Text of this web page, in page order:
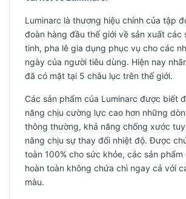
Luminarc là thương hiệu chính của tập
đoàn hàng đầu thế giới về sản xuất các
tinh, pha lê gia dụng phục vụ cho các
ngày của người tiêu dùng. Hiện nay
đã có mặt tại 5 châu lục trên thế giới.
Các sản phẩm của Luminarc được biết
năng chịu cường lực cao hơn những
thông thường, khả năng chống xước
năng chịu sự thay đổi nhiệt độ. Được
toàn 100% cho sức khỏe, các sản phẩm
hoàn toàn không chứa chì ngay cả với
màu.